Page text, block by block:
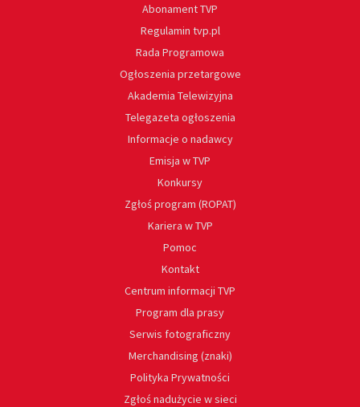
Abonament TVP
Regulamin tvp.pl
Rada Programowa
Ogłoszenia przetargowe
Akademia Telewizyjna
Telegazeta ogłoszenia
Informacje o nadawcy
Emisja w TVP
Konkursy
Zgłoś program (ROPAT)
Kariera w TVP
Pomoc
Kontakt
Centrum informacji TVP
Program dla prasy
Serwis fotograficzny
Merchandising (znaki)
Polityka Prywatności
Zgłoś nadużycie w sieci